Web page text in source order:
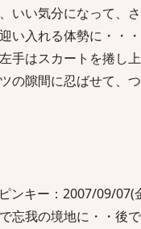
いい気分になって、
い入れる体勢に・・・
手はスカートを捲し
の隙間に忍ばせて、
ンキー：2007/09/07(
忘我の境地に・・後